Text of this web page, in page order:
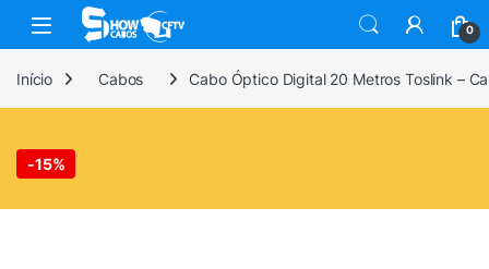
Skip to navigation
Skip to content
0
Início Cabos Cabo Óptico Digital 20 Metros Toslink –
-15%